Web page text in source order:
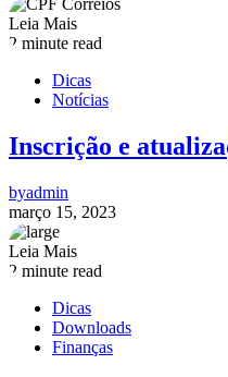
Leia Mais
2 minute read
Dicas
Notícias
Inscrição e
byadmin
março 15, 2023
Leia Mais
2 minute read
Dicas
Downloads
Finanças